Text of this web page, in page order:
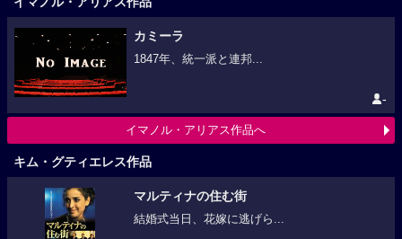
カミーラ
1847年、統一派と連邦...
-
イマノル・アリアス作品へ
キム・グティエレス作品
マルティナの住む街
結婚式当日、花嫁に逃げら...